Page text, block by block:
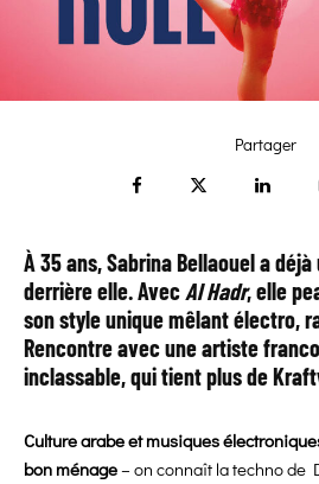
Partager
À 35 ans, Sabrina Bellaouel a
derrière elle. AvecAl Hadr, elle
son style unique mêlant électro,
Rencontre avec une artiste
inclassable, qui tient plus de
Culture arabe et musiques
bon ménage– on connaît la techno de